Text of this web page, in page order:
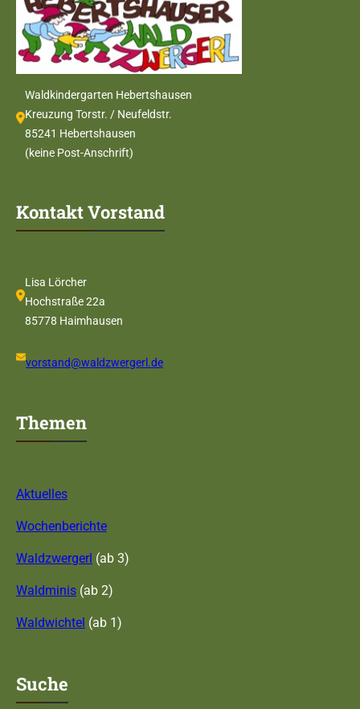
Waldkindergarten Hebertshausen
Kreuzung Torstr. / Neufeldstr.
85241 Hebertshausen
(keine Post-Anschrift)
Kontakt Vorstand
Lisa Lörcher
Hochstraße 22a
85778 Haimhausen
vorstand@waldzwergerl.de
Themen
Aktuelles
Wochenberichte
Waldzwergerl (ab 3)
Waldminis (ab 2)
Waldwichtel (ab 1)
Suche